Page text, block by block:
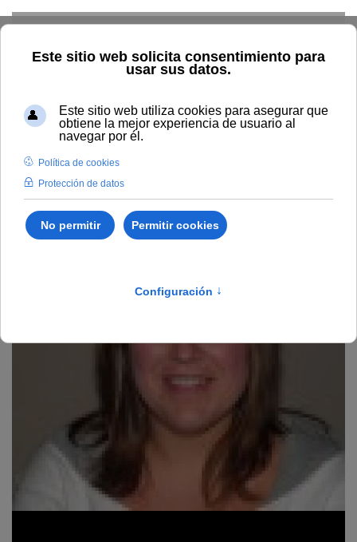
Home La UNIA Directorio Sede Baeza
Ana Isabel
Padilla Nebrera